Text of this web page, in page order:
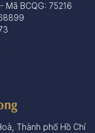
Mã BCQG: 75216
Thành phố Hồ Chí